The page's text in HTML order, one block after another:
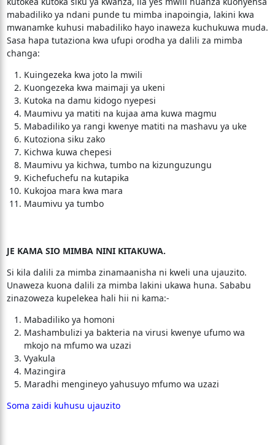
mabadiliko ya ndani punde tu mimba inapoingia, lakini kwa
mwanamke kuhusi mabadiliko hayo inaweza kuchukuwa muda.
Sasa hapa tutaziona kwa ufupi orodha ya dalili za mimba
changa:
Kuingezeka kwa joto la mwili
Kuongezeka kwa maimaji ya ukeni
Kutoka na damu kidogo nyepesi
Maumivu ya matiti na kujaa ama kuwa magmu
Mabadiliko ya rangi kwenye matiti na mashavu ya uke
Kutoziona siku zako
Kichwa kuwa chepesi
Maumivu ya kichwa, tumbo na kizunguzungu
Kichefuchefu na kutapika
Kukojoa mara kwa mara
Maumivu ya tumbo
JE KAMA SIO MIMBA NINI KITAKUWA.
Si kila dalili za mimba zinamaanisha ni kweli una ujauzito.
Unaweza kuona dalili za mimba lakini ukawa huna. Sababu
zinazoweza kupelekea hali hii ni kama:-
Mabadiliko ya homoni
Mashambulizi ya bakteria na virusi kwenye ufumo wa
mkojo na mfumo wa uzazi
Vyakula
Mazingira
Maradhi mengineyo yahusuyo mfumo wa uzazi
Soma zaidi kuhusu ujauzito